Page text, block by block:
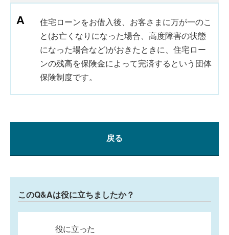
住宅ローンをお借入後、お客さまに万が一のこ
と(お亡くなりになった場合、高度障害の状態
になった場合など)がおきたときに、住宅ロー
ンの残高を保険金によって完済するという団体
保険制度です。
戻る
このQ&Aは役に立ちましたか？
役に立った